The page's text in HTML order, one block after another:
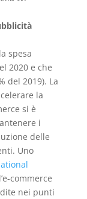
spesa
2020 e che
del 2019). La
la
si è
i
delle
Uno
commerce
nei punti